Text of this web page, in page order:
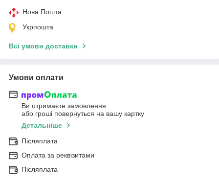
Нова Пошта
Укрпошта
Всі умови доставки
Умови оплати
Ви отримаєте замовлення
або гроші повернуться на вашу картку
Детальніше
Післяплата
Оплата за реквізитами
Післяплата